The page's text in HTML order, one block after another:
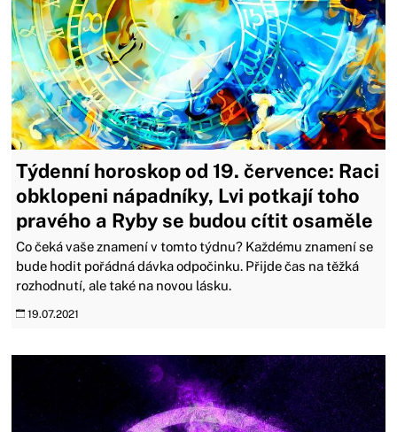
Týdenní horoskop od 19. července: Raci
obklopeni nápadníky, Lvi potkají toho
pravého a Ryby se budou cítit osaměle
Co čeká vaše znamení v tomto týdnu? Každému znamení se
bude hodit pořádná dávka odpočinku. Přijde čas na těžká
rozhodnutí, ale také na novou lásku.
19.07.2021